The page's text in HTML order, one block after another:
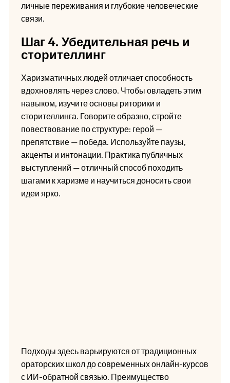
личные переживания и глубокие человеческие
связи.
Шаг 4. Убедительная речь и
сторителлинг
Харизматичных людей отличает способность
вдохновлять через слово. Чтобы овладеть этим
навыком, изучите основы риторики и
сторителлинга. Говорите образно, стройте
повествование по структуре: герой —
препятствие — победа. Используйте паузы,
акценты и интонации. Практика публичных
выступлений — отличный способ походить
шагами к харизме и научиться доносить свои
идеи ярко.
Подходы здесь варьируются от традиционных
ораторских школ до современных онлайн-курсов
с ИИ-обратной связью. Преимущество